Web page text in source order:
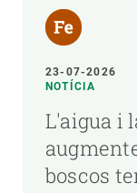
23-07-2026
NOTÍCIA
L'aigua i
boscos